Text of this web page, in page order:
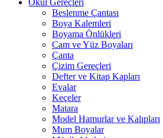
Beslenme Çantası
Boya Kalemleri
Boyama Önlükleri
Cam ve Yüz Boyaları
Çanta
Çizim Gereçleri
Defter ve Kitap Kapları
Evalar
Keçeler
Matara
Model Hamurlar ve Kalıpları
Mum Boyalar